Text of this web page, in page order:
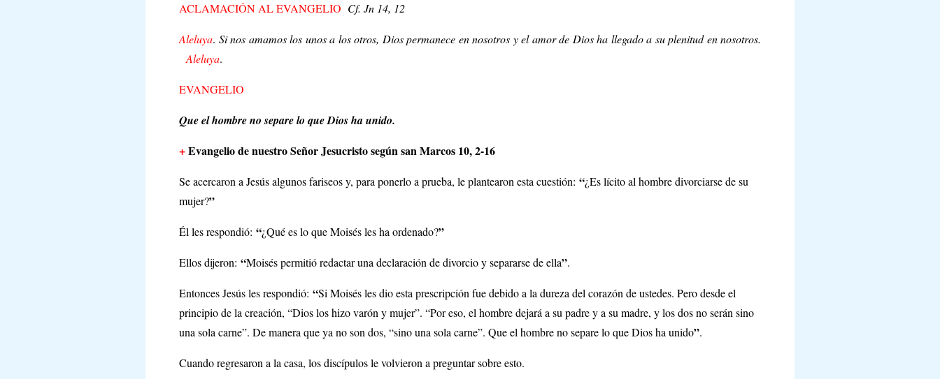
ACLAMACIÓN AL EVANGELIO Cf. Jn 14, 12
Aleluya. Si nos amamos los unos a los otros, Dios permanece en nosotros y el amor de Dios ha llegado a su plenitud en nosotros.
Aleluya.
EVANGELIO
Que el hombre no separe lo que Dios ha unido.
+Evangelio de nuestro Señor Jesucristo según san Marcos 10, 2-16
Se acercaron a Jesús algunos fariseos y, para ponerlo a prueba, le plantearon esta cuestión: “¿Es lícito al hombre divorciarse de su
mujer?”
Él les respondió: “¿Qué es lo que Moisés les ha ordenado?”
Ellos dijeron: “Moisés permitió redactar una declaración de divorcio y separarse de ella”.
Entonces Jesús les respondió: “Si Moisés les dio esta prescripción fue debido a la dureza del corazón de ustedes. Pero desde el
principio de la creación, “Dios los hizo varón y mujer”. “Por eso, el hombre dejará a su padre y a su madre, y los dos no serán sino
una sola carne”. De manera que ya no son dos, “sino una sola carne”. Que el hombre no separe lo que Dios ha unido”.
Cuando regresaron a la casa, los discípulos le volvieron a preguntar sobre esto.